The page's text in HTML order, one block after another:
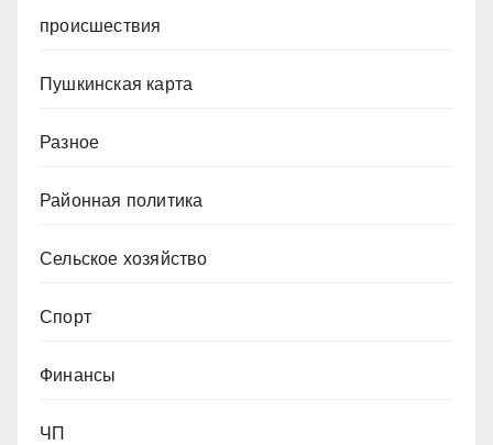
происшествия
Пушкинская карта
Разное
Районная политика
Сельское хозяйство
Спорт
Финансы
ЧП